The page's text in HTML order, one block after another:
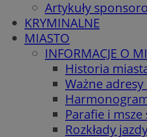
Artykuły
KRYMINALNE
MIASTO
INFORMACJE O
Historia
Ważne
Parafie i
Rozkłady